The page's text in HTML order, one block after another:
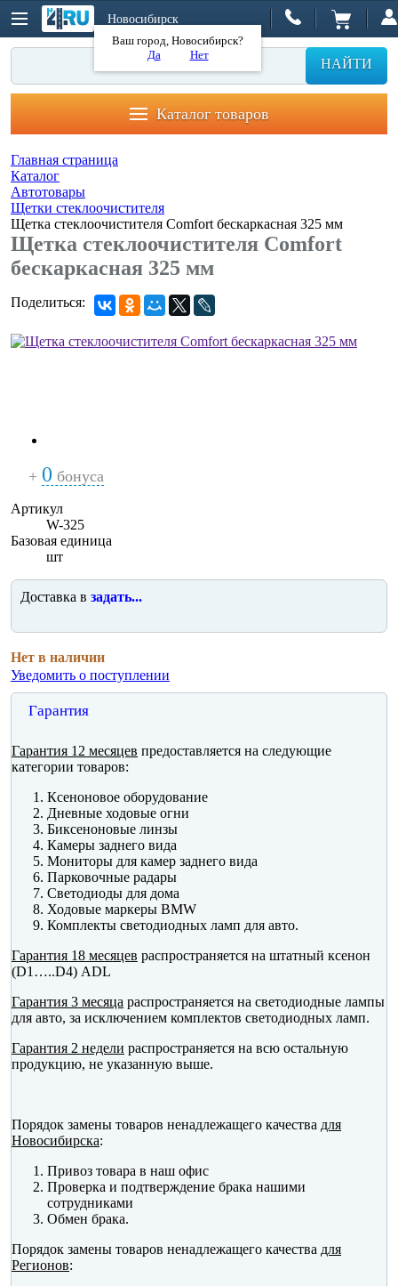
Новосибирск
Ваш город, Новосибирск?
Да
Нет
НАЙТИ
Каталог товаров
Главная страница
Каталог
Автотовары
Щетки стеклоочистителя
Щетка стеклоочистителя Comfort бескаркасная 325 мм
Щетка стеклоочистителя Comfort
бескаркасная 325 мм
Поделиться:
+ 0 бонуса
Артикул
W-325
Базовая единица
шт
Доставка в задать...
Нет в наличии
Уведомить о поступлении
Гарантия
Гарантия 12 месяцев предоставляется на следующие
категории товаров:
Ксеноновое оборудование
Дневные ходовые огни
Биксеноновые линзы
Камеры заднего вида
Мониторы для камер заднего вида
Парковочные радары
Светодиоды для дома
Ходовые маркеры BMW
Комплекты светодиодных ламп для авто.
Гарантия 18 месяцев распространяется на штатный ксенон
(D1…..D4) ADL
Гарантия 3 месяца распространяется на светодиодные лампы
для авто, за исключением комплектов светодиодных ламп.
Гарантия 2 недели распространяется на всю остальную
продукцию, не указанную выше.
Порядок замены товаров ненадлежащего качества для
Новосибирска:
Привоз товара в наш офис
Проверка и подтверждение брака нашими
сотрудниками
Обмен брака.
Порядок замены товаров ненадлежащего качества для
Регионов: